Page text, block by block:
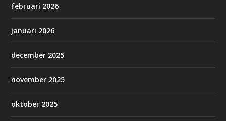
februari 2026
januari 2026
december 2025
november 2025
oktober 2025